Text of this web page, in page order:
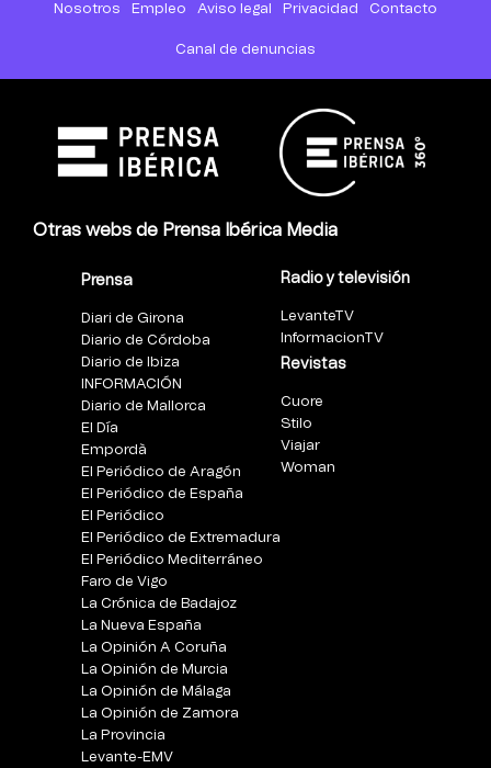
Nosotros Empleo Aviso legal Privacidad Contacto
Canal de denuncias
Otras webs de Prensa Ibérica Media
Prensa
Diari de Girona
Diario de Córdoba
Diario de Ibiza
INFORMACIÓN
Diario de Mallorca
El Día
Empordà
El Periódico de Aragón
El Periódico de España
El Periódico
El Periódico de Extremadura
El Periódico Mediterráneo
Faro de Vigo
La Crónica de Badajoz
La Nueva España
La Opinión A Coruña
La Opinión de Murcia
La Opinión de Málaga
La Opinión de Zamora
La Provincia
Levante-EMV
Radio y televisión
LevanteTV
InformacionTV
Revistas
Cuore
Stilo
Viajar
Woman